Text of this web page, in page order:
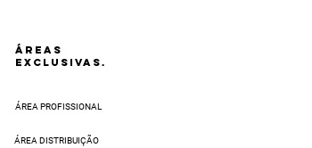
ÁREAS
EXCLUSIVAS.
ÁREA PROFISSIONAL
ÁREA DISTRIBUIÇÃO